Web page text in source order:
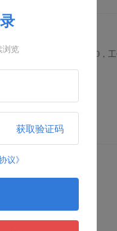
不包住，上班9：30-9:30，
浏览
获取验证码
议》